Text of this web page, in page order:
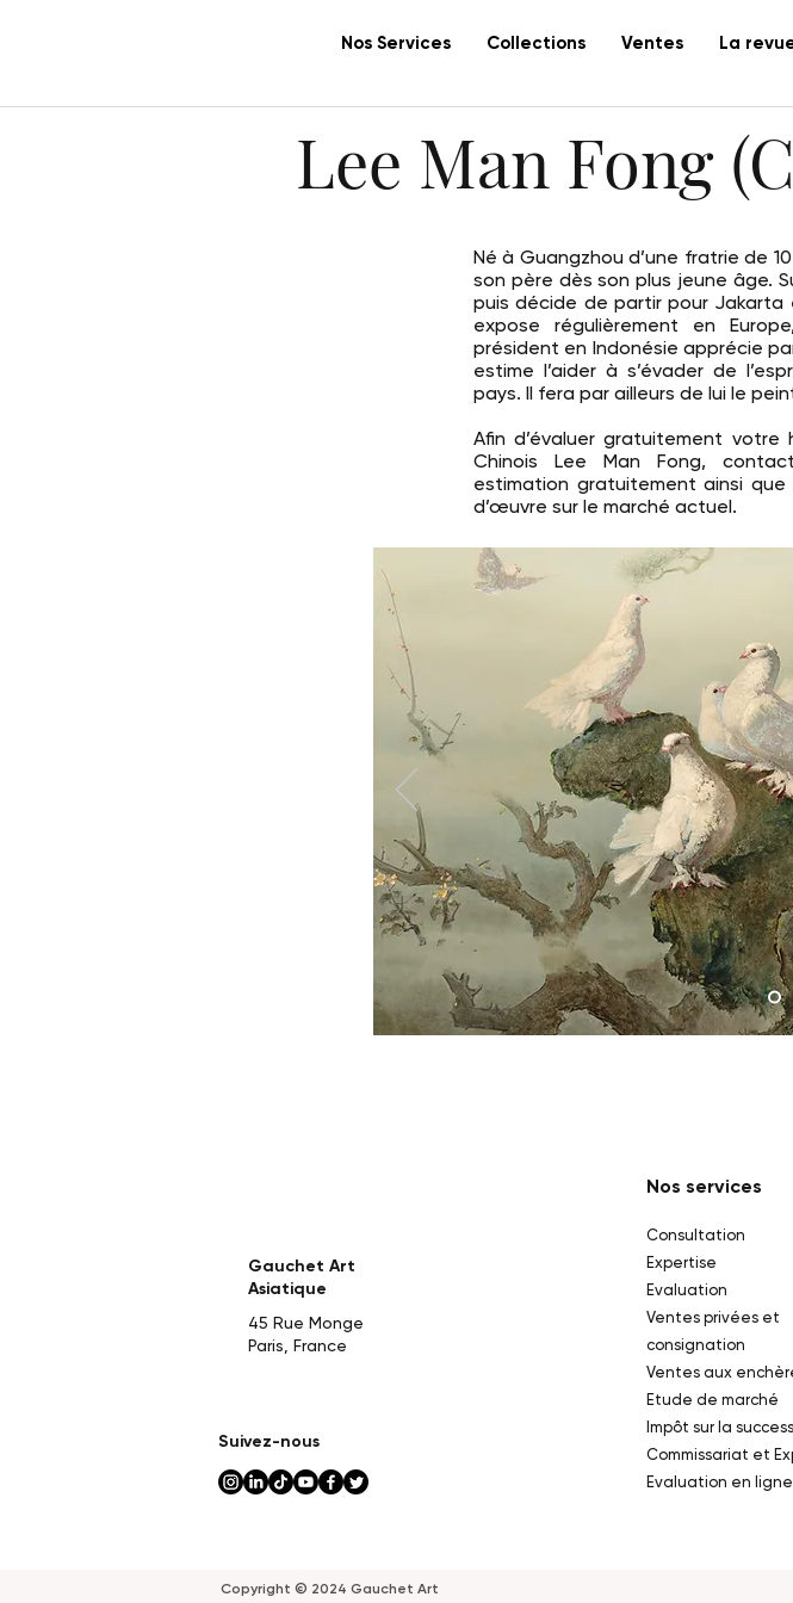
Nos Services Collections Ventes La
Lee Man Fong
Né à Guangzhou d’une fratrie de
son père dès son plus jeune âge.
puis décide de partir pour Jakarta
expose régulièrement en
président en Indonésie apprécie
estime l’aider à s’évader de
pays. Il fera par ailleurs de lui le
Afin d’évaluer gratuitement
Chinois Lee Man Fong,
estimation gratuitement ainsi
d’œuvre sur le marché actuel.
Gauchet Art
Asiatique
45 Rue Monge
Paris, France
Suivez-nous
Nos services
Consultation
Expertise
Evaluation
Ventes privées et
consignation
Ventes aux
Etude de marché
Impôt sur la
Commissariat et
Evaluation en ligne
Copyright © 2024 Gauchet Art